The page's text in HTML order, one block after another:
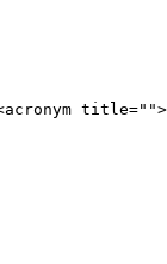
title="">